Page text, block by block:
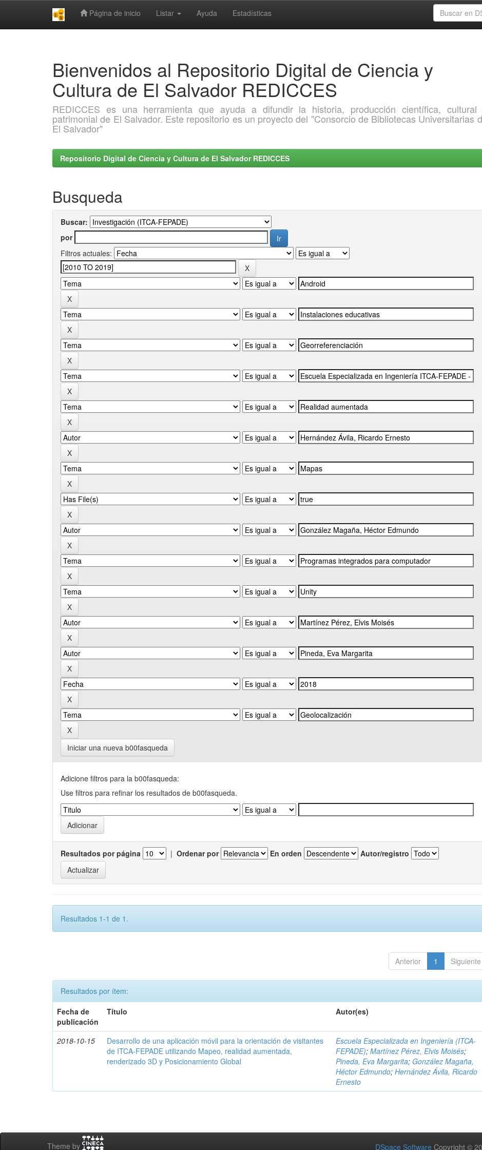
Página de inicio Listar Ayuda Estadísticas
Bienvenidos al Repositorio Digital de Ciencia y
Cultura de El Salvador REDICCES
REDICCES es una herramienta que ayuda a difundir la historia, producción científica, cultural
patrimonial de El Salvador. Este repositorio es un proyecto del "Consorcio de Bibliotecas Universitarias
El Salvador"
Repositorio Digital de Ciencia y Cultura de El Salvador REDICCES
Busqueda
Buscar:
por
Filtros actuales:
Iniciar una nueva b00fasqueda
Adicione filtros para la b00fasqueda:
Use filtros para refinar los resultados de b00fasqueda.
Resultados por página | Ordenar por En orden Autor/registro
Resultados 1-1 de 1.
Anterior 1 Siguiente
Resultados por ítem:
Fecha de
publicación
Título Autor(es)
2018-10-15
Desarrollo de una aplicación móvil para la orientación de visitantes
de ITCA-FEPADE utilizando Mapeo, realidad aumentada,
renderizado 3D y Posicionamiento Global
Escuela Especializada en Ingeniería (ITCA-
FEPADE);Martínez Pérez, Elvis Moisés;
Pineda, Eva Margarita; González Magaña,
Héctor Edmundo;Hernández Ávila, Ricardo
Ernesto
Theme by DSpace Software Copyright ©